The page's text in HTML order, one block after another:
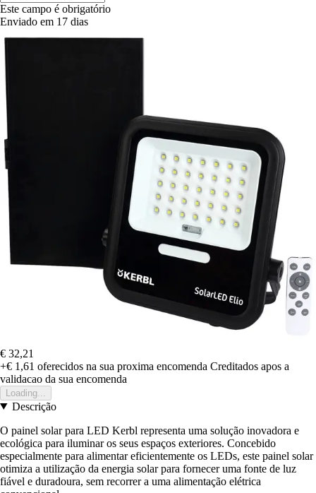
Este campo é obrigatório
Enviado em 17 dias
€ 32,21
+€ 1,61 oferecidos na sua proxima encomenda Creditados apos a
validacao da sua encomenda
Loading...
Descrição
O painel solar para LED Kerbl representa uma solução inovadora e
ecológica para iluminar os seus espaços exteriores. Concebido
especialmente para alimentar eficientemente os LEDs, este painel solar
otimiza a utilização da energia solar para fornecer uma fonte de luz
fiável e duradoura, sem recorrer a uma alimentação elétrica